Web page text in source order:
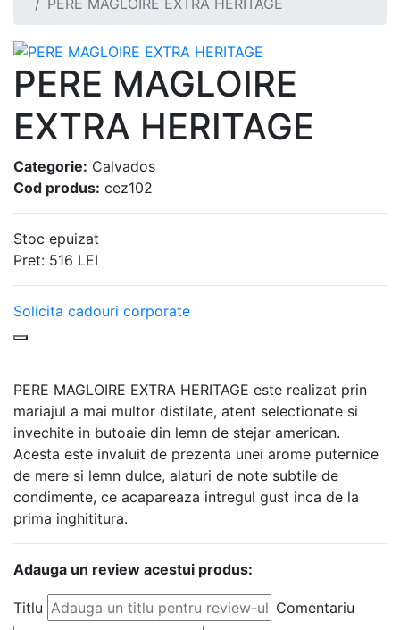
PERE MAGLOIRE EXTRA HERITAGE
PERE MAGLOIRE
EXTRA HERITAGE
Categorie: Calvados
Cod produs: cez102
Stoc epuizat
Pret: 516 LEI
Solicita cadouri corporate
PERE MAGLOIRE EXTRA HERITAGE este realizat prin
mariajul a mai multor distilate, atent selectionate si
invechite in butoaie din lemn de stejar american.
Acesta este invaluit de prezenta unei arome puternice
de mere si lemn dulce, alaturi de note subtile de
condimente, ce acapareaza intregul gust inca de la
prima inghititura.
Adauga un review acestui produs:
Titlu Comentariu